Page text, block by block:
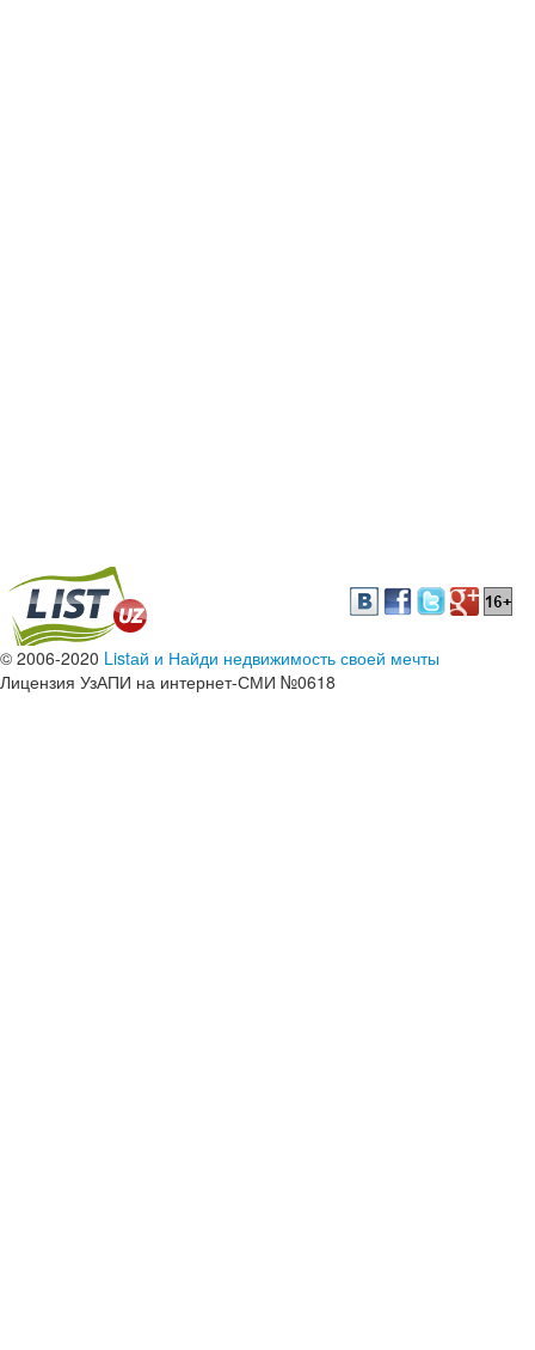
© 2006-2020 Listай и Найди недвижимость своей мечты
Лицензия УзАПИ на интернет-СМИ №0618